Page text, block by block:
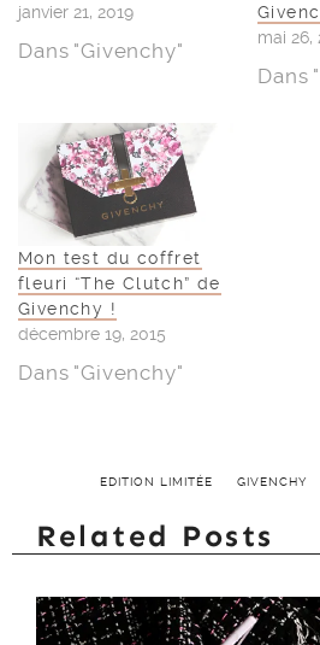
janvier 21, 2019
Dans "Givenchy"
mai 26,
Dans
Mon test du coffret
fleuri “The Clutch” de
Givenchy !
décembre 19, 2015
Dans "Givenchy"
EDITION LIMITÉE GIVENCHY
Related Posts